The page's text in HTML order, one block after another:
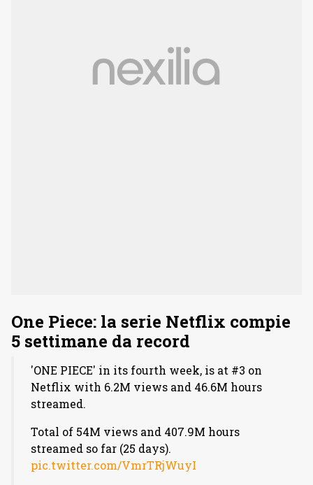
One Piece: la serie Netflix compie
5 settimane da record
'ONE PIECE' in its fourth week, is at #3 on
Netflix with 6.2M views and 46.6M hours
streamed.
Total of 54M views and 407.9M hours
streamed so far (25 days).
pic.twitter.com/VmrTRjWuyI